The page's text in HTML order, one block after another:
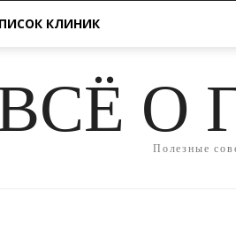
КЛИНИК
О
Полезные